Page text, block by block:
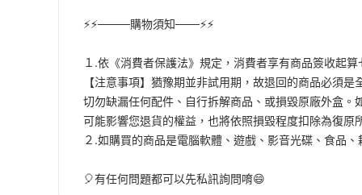
⚡️⚡️────購物須知───⚡️⚡️
１.依《消費者保護法》規定，消費者享有商品簽收起
【注意事項】 猶豫期並非試用期，故退回的商品必須是
切勿缺漏任何配件、自行拆解商品、或損毀原廠外盒。
可能影響您退貨的權益，也將依照損毀程度扣除為復原
２.如購買的商品是電腦軟體、遊戲、影音光碟、食品
🎈有任何問題都可以先私訊詢問唷😄